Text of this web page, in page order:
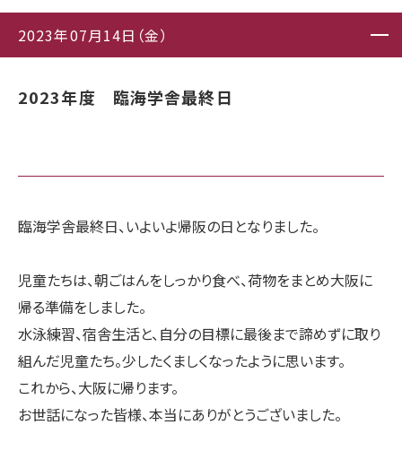
2023年07月14日（金）
2023年度 臨海学舎最終日
臨海学舎最終日、いよいよ帰阪の日となりました。
児童たちは、朝ごはんをしっかり食べ、荷物をまとめ大阪に
帰る準備をしました。
水泳練習、宿舎生活と、自分の目標に最後まで諦めずに取り
組んだ児童たち。少したくましくなったように思います。
これから、大阪に帰ります。
お世話になった皆様、本当にありがとうございました。